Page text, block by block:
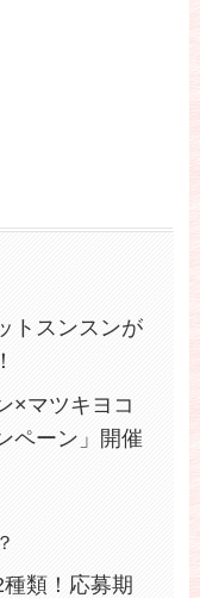
トスンスンが
×マツキヨコ
ペーン」開催
種類！応募期